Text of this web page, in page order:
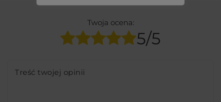
Twoja ocena:
5/5
Treść twojej opinii